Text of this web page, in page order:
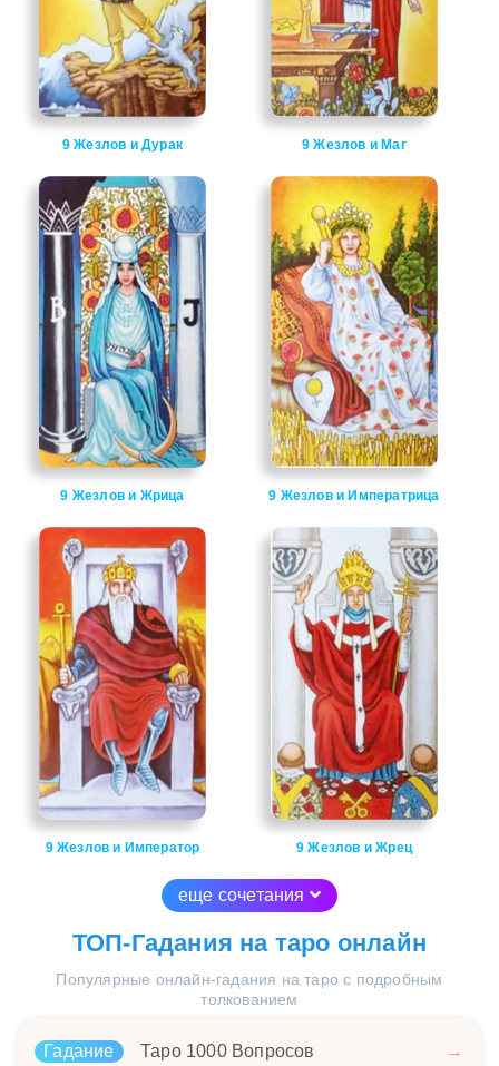
9 Жезлов и Дурак 9 Жезлов и Маг
9 Жезлов и Жрица 9 Жезлов и Императрица
9 Жезлов и Император 9 Жезлов и Жрец
еще сочетания
ТОП-Гадания на таро онлайн
Популярные онлайн-гадания на таро с подробным
толкованием
Гадание Таро 1000 Вопросов
→